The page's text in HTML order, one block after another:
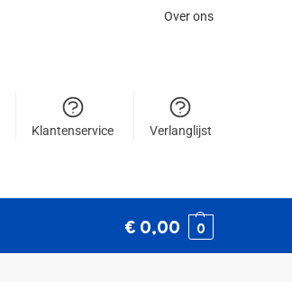
Over ons
Klantenservice Verlanglijst
€ 0,00 0